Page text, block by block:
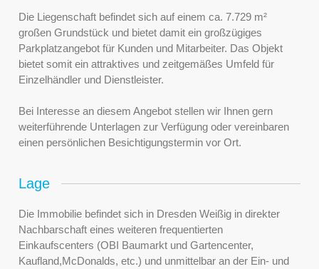
Die Liegenschaft befindet sich auf einem ca. 7.729 m²
großen Grundstück und bietet damit ein großzügiges
Parkplatzangebot für Kunden und Mitarbeiter. Das Objekt
bietet somit ein attraktives und zeitgemäßes Umfeld für
Einzelhändler und Dienstleister.
Bei Interesse an diesem Angebot stellen wir Ihnen gern
weiterführende Unterlagen zur Verfügung oder vereinbaren
einen persönlichen Besichtigungstermin vor Ort.
Lage
Die Immobilie befindet sich in Dresden Weißig in direkter
Nachbarschaft eines weiteren frequentierten
Einkaufscenters (OBI Baumarkt und Gartencenter,
Kaufland,McDonalds, etc.) und unmittelbar an der Ein- und